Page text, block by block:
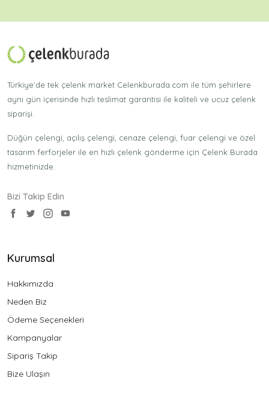
Türkiye'de tek çelenk market Celenkburada.com ile tüm şehirlere
aynı gün içerisinde hızlı teslimat garantisi ile kaliteli ve ucuz çelenk
siparişi.
Düğün çelengi, açılış çelengi, cenaze çelengi, fuar çelengi ve özel
tasarım ferforjeler ile en hızlı çelenk gönderme için Çelenk Burada
hizmetinizde.
Bizi Takip Edin
Kurumsal
Hakkımızda
Neden Biz
Ödeme Seçenekleri
Kampanyalar
Sipariş Takip
Bize Ulaşın